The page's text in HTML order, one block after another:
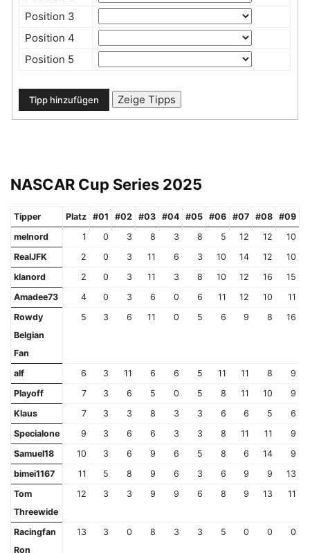
Position 3
Position 4
Position 5
NASCAR Cup Series 2025
Tipper Platz #01 #02 #03 #04 #05 #06 #07 #08 #09
melnord
1 0 3 8 3 8 5 12 12
10
RealJFK
2 0 3 11 6 3 10 14 12
10
klanord
2 0 3 11 3 8 10 12 16
15
Amadee73
4 0 3 6 0 6 11 12 10
11
Rowdy
Belgian
Fan
5 3 6 11 0 5 6 9 8 16
alf 6 3 11 6 6 5 11 11 8
9
Playoff
7 3 6 5 0 5 8 11 10
9
Klaus
7 3 3 8 3 3 6 6 5
6
Specialone
9 3 6 6 3 3 8 11 11
9
Samuel18
10 3 6 9 6 5 8 6 14
9
bimei1167
11 5 8 9 6 3 6 9 9
13
Tom
Threewide
12 3 3 9 9 6 8 9 13 11
Racingfan
Ron
13 3 0 8 3 3 5 0 0 0